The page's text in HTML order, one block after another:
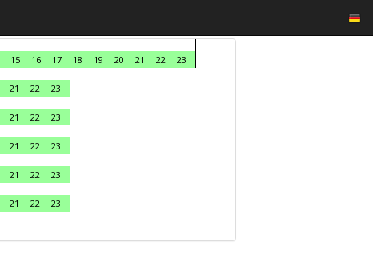
15 16 17 18 19 20 21 22
23
21 22
23
21 22
23
21 22
23
21 22
23
21 22
23